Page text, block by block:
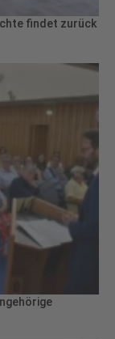
findet zurück